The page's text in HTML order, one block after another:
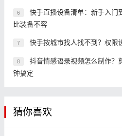
6
快手直播设备清单：新手入门
比装备不容
7 快手按城市找人找不到？权限
8
抖音情感语录视频怎么制作？
钟搞定
猜你喜欢